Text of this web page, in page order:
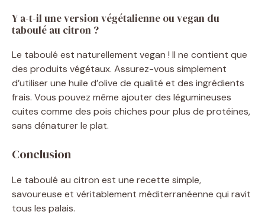
Y a-t-il une version végétalienne ou vegan du
taboulé au citron ?
Le taboulé est naturellement vegan ! Il ne contient que
des produits végétaux. Assurez-vous simplement
d’utiliser une huile d’olive de qualité et des ingrédients
frais. Vous pouvez même ajouter des légumineuses
cuites comme des pois chiches pour plus de protéines,
sans dénaturer le plat.
Conclusion
Le taboulé au citron est une recette simple,
savoureuse et véritablement méditerranéenne qui ravit
tous les palais.